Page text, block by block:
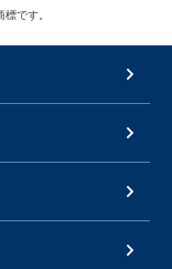
です。